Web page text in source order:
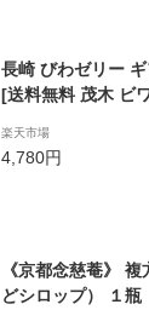
長崎 びわゼリー
[送料無料 茂木 ビ
産 国産 高級ゼリ
96
楽天市場
4,780円
《京都念慈菴》
どシロップ） １